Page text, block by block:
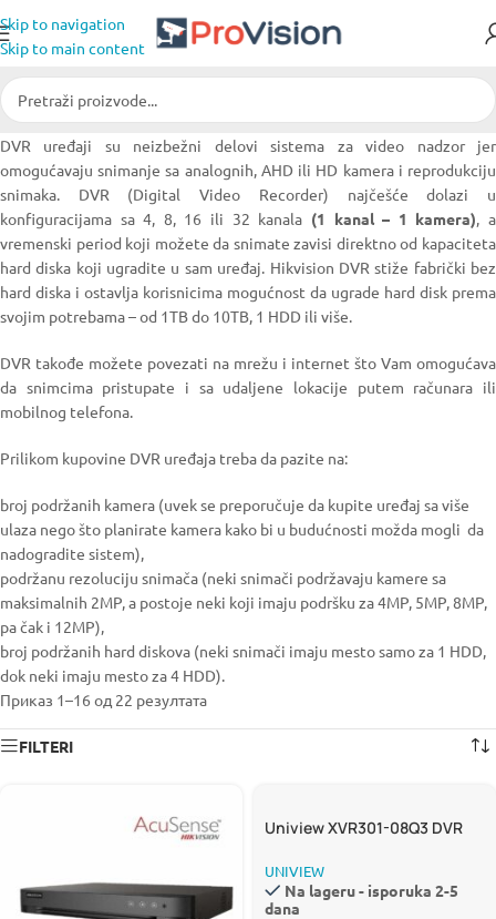
Skip to navigation
Skip to main content
DVR uređaji su neizbežni delovi sistema za video nadzor jer
omogućavaju snimanje sa analognih, AHD ili HD kamera i reprodukciju
snimaka. DVR (Digital Video Recorder) najčešće dolazi u
konfiguracijama sa 4, 8, 16 ili 32 kanala (1 kanal – 1 kamera), a
vremenski period koji možete da snimate zavisi direktno od kapaciteta
hard diska koji ugradite u sam uređaj. Hikvision DVR stiže fabrički bez
hard diska i ostavlja korisnicima mogućnost da ugrade hard disk prema
svojim potrebama – od 1TB do 10TB, 1 HDD ili više.
DVR takođe možete povezati na mrežu i internet što Vam omogućava
da snimcima pristupate i sa udaljene lokacije putem računara ili
mobilnog telefona.
Prilikom kupovine DVR uređaja treba da pazite na:
broj podržanih kamera (uvek se preporučuje da kupite uređaj sa više
ulaza nego što planirate kamera kako bi u budućnosti možda mogli da
nadogradite sistem),
podržanu rezoluciju snimača (neki snimači podržavaju kamere sa
maksimalnih 2MP, a postoje neki koji imaju podršku za 4MP, 5MP, 8MP,
pa čak i 12MP),
broj podržanih hard diskova (neki snimači imaju mesto samo za 1 HDD,
dok neki imaju mesto za 4 HDD).
Приказ 1–16 од 22 резултата
FILTERI
Uniview XVR301-08Q3 DVR
UNIVIEW
Na lageru - isporuka 2-5
dana